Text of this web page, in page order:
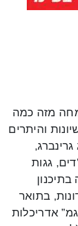
מזה כמה
והיתרים
גגות
האחרונות, בתואר
אדריכלות